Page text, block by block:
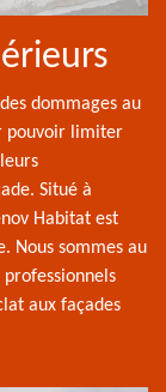
dommages au
pouvoir limiter
Situé à
Habitat est
Nous sommes au
aux façades